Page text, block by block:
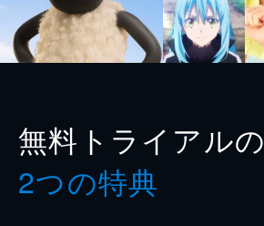
無料トライアルの
2つの特典